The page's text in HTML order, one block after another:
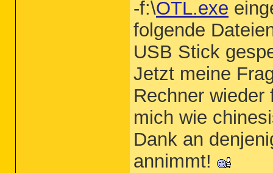
-f:\OTL.exe
folgende
USB Stick
Jetzt meine
Rechner
mich wie
Dank an
annimmt!